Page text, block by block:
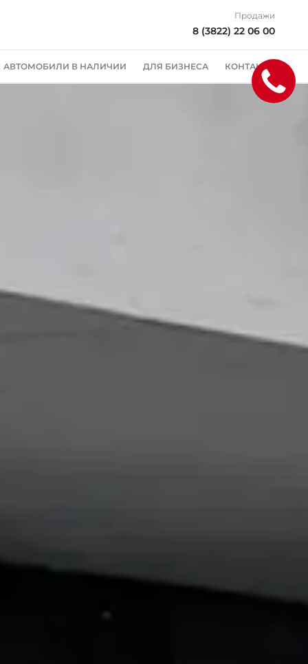
Продажи
8 (3822) 22 06 00
АВТОМОБИЛИ В НАЛИЧИИ ДЛЯ БИЗНЕСА КОНТАКТЫ